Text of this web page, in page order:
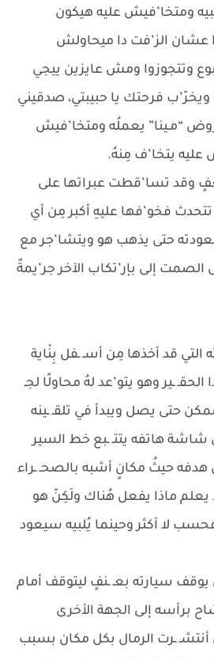
ومتخا’فيش عليه هيكون
عشان الز’فت دا ميحاولش
وتتجوزوا ومش عايزين ييجي
فرحتك يا حبيبتي، صدقيني
“مـينا” يعملُه ومتخا’فيش
عليه يتخا’ف مِنهُ.
وقد تسا’قطت عبراتها على
فخو’فها عليهِ أكبر مِن أي
حتى يذهب هو ويتشا’جر مع
الصمت إلى بإر’تكاب الآخر جر’يمةٌ
التي قد أخذها مِن أسـ ـفل بِنْاية
الحقـ ـير وهو يتو’عد لهُ محاولًا لجـ
حتى يصل ويبدأ في تلقـ ـينه
شاشة هاتفه يتتـ ـبع خط السير
هدفه حيثُ مكانٍ أشبه بالصحـ ـراء
يعلم ماذا يفعل هُناك ولَكِنّ هو
لا أكثر وحينما يُلبيه سيعود
سيارته بعـ ـنفٍ ليتوقف أمام
برأسه إلى الجهة الأخرى
ـرت الرمال بكل مكان بسبب